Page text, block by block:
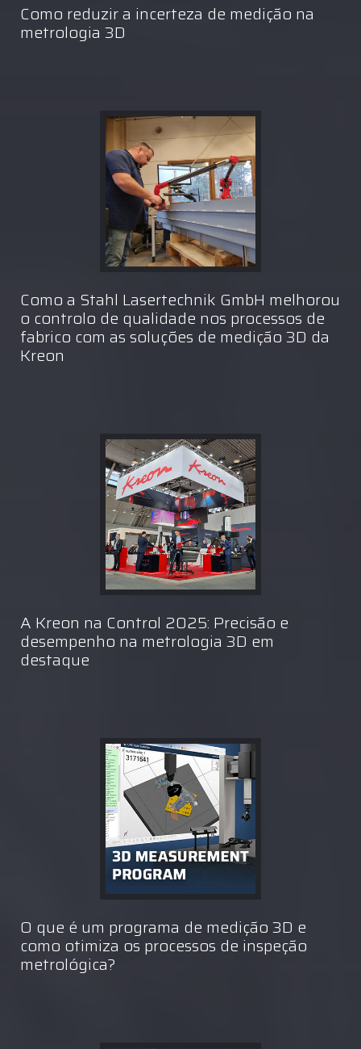
Como reduzir a incerteza de medição na
metrologia 3D
Como a Stahl Lasertechnik GmbH melhorou
o controlo de qualidade nos processos de
fabrico com as soluções de medição 3D da
Kreon
A Kreon na Control 2025: Precisão e
desempenho na metrologia 3D em
destaque
O que é um programa de medição 3D e
como otimiza os processos de inspeção
metrológica?